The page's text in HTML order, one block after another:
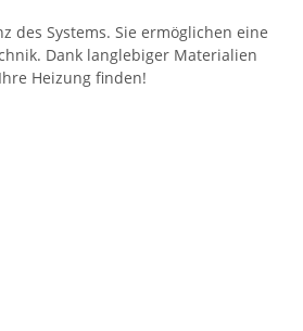
des Systems. Sie ermöglichen eine
Dank langlebiger Materialien
Heizung finden!